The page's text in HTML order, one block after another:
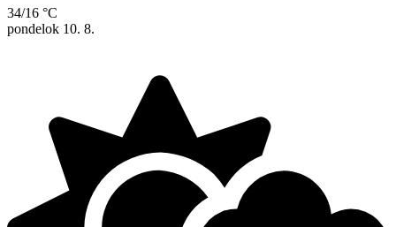
34/16 °C
pondelok 10. 8.